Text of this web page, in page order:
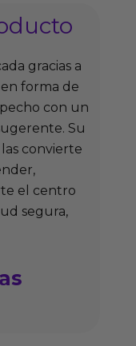
gracias a
en forma de
con un
Su
las convierte
el centro
segura,